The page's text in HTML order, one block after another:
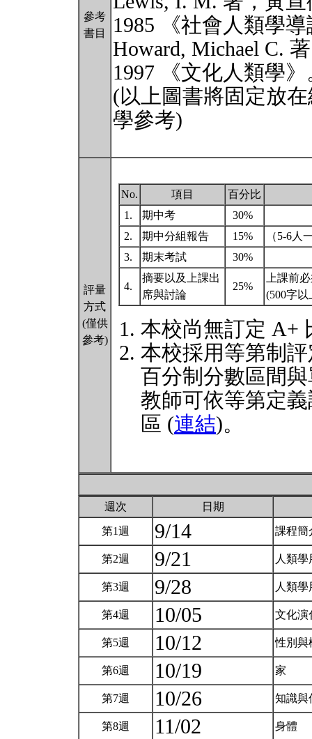
參考
書目
1985 《社會人類學
Howard, Michael C.
1997 《文化人類學
(以上圖書將固定放
學參考)
評量
方式
(僅供
參考)
No. 項目
百分比
1.
期中考
30%
2.
期中分組報告 15%
（5-6人
3.
期末考試 30%
4.
摘要以及上課出
席與討論
25%
上課前
(500字
本校尚無訂定 A+
本校採用等第制
百分制分數區間
教師可依等第定
區 (連結)。
週次 日期
第1週 9/14 課程簡
第2週 9/21 人類
第3週 9/28 人類
第4週 10/05 文化
第5週 10/12 性別
第6週 10/19 家
第7週 10/26 知識
第8週 11/02 身體